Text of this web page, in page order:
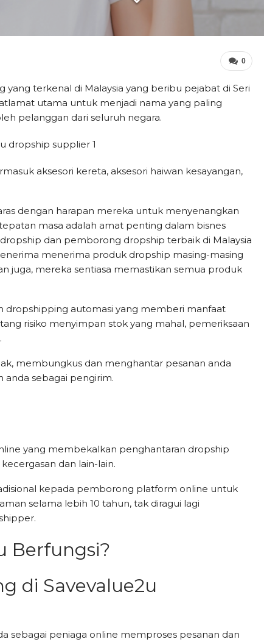
0
terkenal di Malaysia yang beribu pejabat di Seri
utama untuk menjadi nama yang paling
pelanggan dari seluruh negara.
aksesori kereta, aksesori haiwan kesayangan,
dengan harapan mereka untuk menyenangkan
masa adalah amat penting dalam bisnes
dan pemborong dropship terbaik di Malaysia
menerima produk dropship masing-masing
juga, mereka sentiasa memastikan semua produk
dropshipping automasi yang memberi manfaat
risiko menyimpan stok yang mahal, pemeriksaan
membungkus dan menghantar pesanan anda
sebagai pengirim.
yang membekalkan penghantaran dropship
dan lain-lain.
kepada pemborong platform online untuk
selama lebih 10 tahun, tak diragui lagi
Berfungsi?
di Savevalue2u
sebagai peniaga online memproses pesanan dan